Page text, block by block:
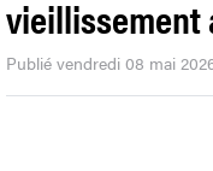
vieillissement
Publié vendredi 08 mai